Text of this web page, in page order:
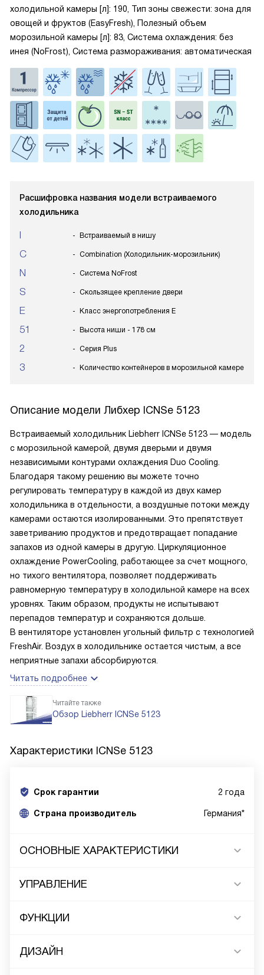
холодильной камеры [л]: 190, Тип зоны свежести: зона для
овощей и фруктов (EasyFresh), Полезный объем
морозильной камеры [л]: 83, Система охлаждения: без
инея (NoFrost), Система размораживания: автоматическая
Расшифровка названия модели встраиваемого
холодильника
I Встраиваемый в нишу
C Combination (Холодильник-морозильник)
N Система NoFrost
S Скользящее крепление двери
E Класс энергопотребления E
51 Высота ниши - 178 см
2 Серия Plus
3 Количество контейнеров в морозильной камере
Описание модели Либхер ICNSe 5123
Встраиваемый холодильник Liebherr ICNSe 5123 — модель
с морозильной камерой, двумя дверьми и двумя
независимыми контурами охлаждения Duo Cooling.
Благодаря такому решению вы можете точно
регулировать температуру в каждой из двух камер
холодильника в отдельности, а воздушные потоки между
камерами остаются изолированными. Это препятствует
заветриванию продуктов и предотвращает попадание
запахов из одной камеры в другую. Циркуляционное
охлаждение PowerCooling, работающее за счет мощного,
но тихого вентилятора, позволяет поддерживать
равномерную температуру в холодильной камере на всех
уровнях. Таким образом, продукты не испытывают
перепадов температур и сохраняются дольше.
В вентиляторе установлен угольный фильтр с технологией
FreshAir. Воздух в холодильнике остается чистым, а все
неприятные запахи абсорбируются.
Читать подробнее
Читайте также
Обзор Liebherr ICNSe 5123
Характеристики ICNSe 5123
Срок гарантии 2 года
Cтрана производитель Германия*
ОСНОВНЫЕ ХАРАКТЕРИСТИКИ
УПРАВЛЕНИЕ
ФУНКЦИИ
ДИЗАЙН